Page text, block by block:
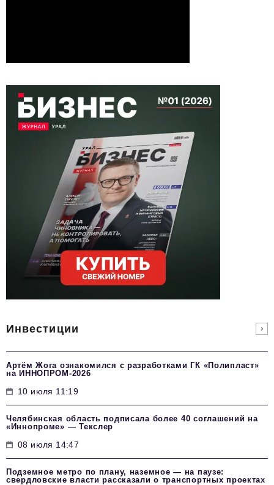
Инвестиции
Артём Жога ознакомился с разработками ГК «Полипласт»
на ИННОПРОМ-2026
10 июля 11:19
Челябинская область подписала более 40 соглашений на
«Иннопроме» — Текслер
08 июля 14:47
Подземное метро по плану, наземное — на паузе:
свердловские власти рассказали о транспортных проектах